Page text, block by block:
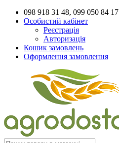
098 918 31 48, 099 050 84 17
Особистий кабінет
Реєстрація
Авторизація
Кошик замовлень
Оформлення замовлення